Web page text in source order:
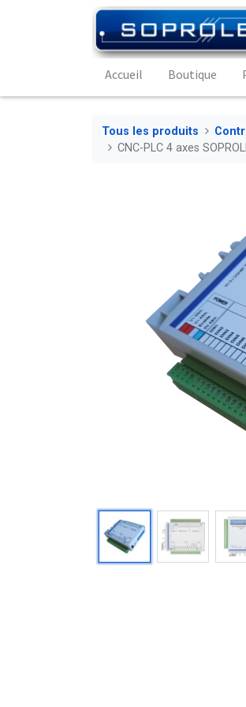
Accueil Boutique
Tous les produits
CNC-PLC 4 axes